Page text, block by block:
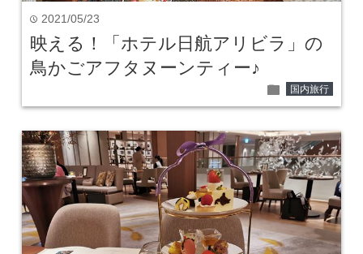
time 2021/05/23
映える！「ホテル日航アリビラ」の
鳥かごアフタヌーンティー♪
folder 国内旅行